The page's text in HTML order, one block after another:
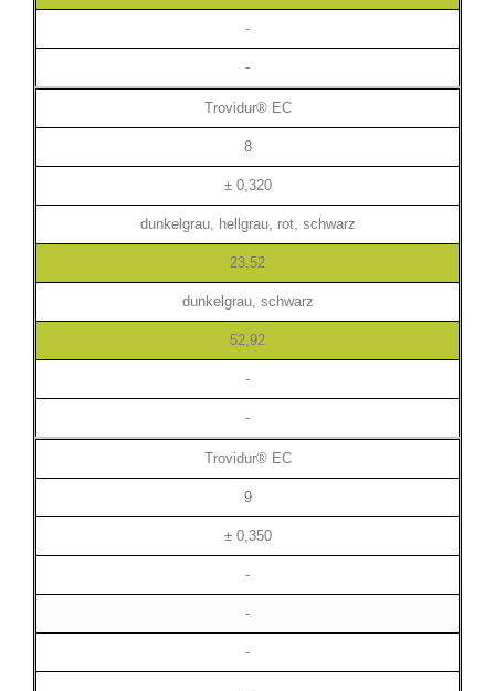
-
-
Trovidur® EC
8
± 0,320
dunkelgrau, hellgrau, rot, schwarz
23,52
dunkelgrau, schwarz
52,92
-
-
Trovidur® EC
9
± 0,350
-
-
-